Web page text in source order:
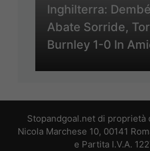
Inghilterra:
Abate Sorride,
Burnley 1-0 In
Stopandgoal.net di proprietà
Nicola Marchese 10, 00141
e Partita I.V.A.